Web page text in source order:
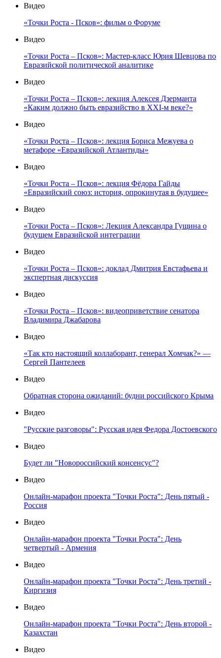
Видео
«Точки Роста - Псков»: фильм о Форуме
Видео
«Точки Роста – Псков»: Мастер-класс Юрия Шевцова по
Евразийской политической аналитике
Видео
«Точки Роста – Псков»: лекция Алексея Дзерманта
«Каким должно быть евразийство в XXI-м веке?»
Видео
«Точки Роста – Псков»: лекция Бориса Межуева о
метафоре «Евразийской Атлантиды»
Видео
«Точки Роста – Псков»: лекция Фёдора Гайды
«Евразийский союз: история, опрокинутая в будущее»
Видео
«Точки Роста – Псков»: Лекция Александра Гущина о
будущем Евразийской интеграции
Видео
«Точки Роста – Псков»: доклад Дмитрия Евстафьева и
экспертная дискуссия
Видео
«Точки Роста – Псков»: видеоприветствие сенатора
Владимира Джабарова
Видео
«Так кто настоящий коллаборант, генерал Хомчак?» —
Сергей Пантелеев
Видео
Обратная сторона ожиданий: будни российского Крыма
Видео
"Русские разговоры": Русская идея Федора Достоевского
Видео
Будет ли "Новороссийский консенсус"?
Видео
Онлайн-марафон проекта "Точки Роста": День пятый -
Россия
Видео
Онлайн-марафон проекта "Точки Роста": День
четвертый - Армения
Видео
Онлайн-марафон проекта "Точки Роста": День третий -
Киргизия
Видео
Онлайн-марафон проекта "Точки Роста": День второй -
Казахстан
Видео